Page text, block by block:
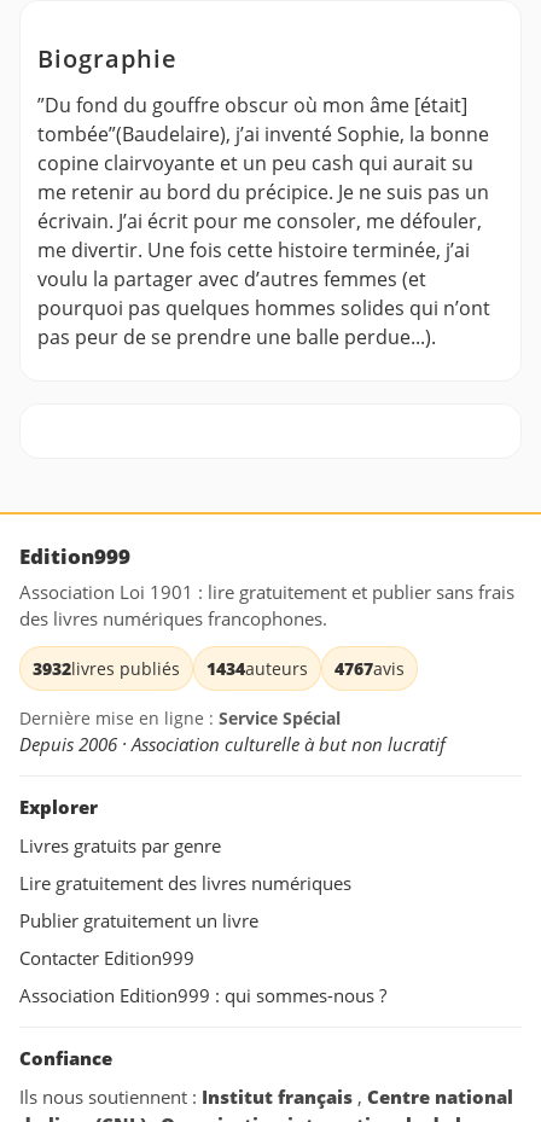
Biographie
”Du fond du gouffre obscur où mon âme [était]
tombée”(Baudelaire), j’ai inventé Sophie, la bonne
copine clairvoyante et un peu cash qui aurait su
me retenir au bord du précipice. Je ne suis pas un
écrivain. J’ai écrit pour me consoler, me défouler,
me divertir. Une fois cette histoire terminée, j’ai
voulu la partager avec d’autres femmes (et
pourquoi pas quelques hommes solides qui n’ont
pas peur de se prendre une balle perdue...).
Edition999
Association Loi 1901 : lire gratuitement et publier sans frais
des livres numériques francophones.
3932livres publiés 1434auteurs 4767avis
Dernière mise en ligne : Service Spécial
Depuis 2006 · Association culturelle à but non lucratif
Explorer
Livres gratuits par genre
Lire gratuitement des livres numériques
Publier gratuitement un livre
Contacter Edition999
Association Edition999 : qui sommes-nous ?
Confiance
Ils nous soutiennent : Institut français , Centre national